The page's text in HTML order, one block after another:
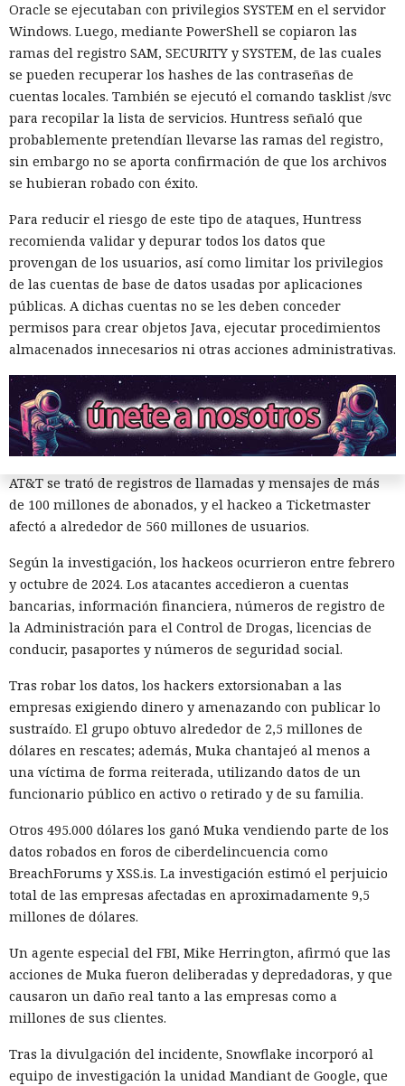
El canadiense Connor Riley Muka ganó dinero durante
muchos meses con datos robados de otras personas, antes
de ser detenido y entregado a la justicia estadounidense por
uno de los mayores hackeos de los últimos años — ataque a
la plataforma en la nube Snowflake.
informático y telefónico, robo agravado de datos personales
y conspiración en un tribunal federal del estado de
Washington. Su sentencia se dictará el 27 de octubre; la
pena máxima es de hasta 32 años de prisión.
Muka y sus cómplices utilizaron credenciales robadas para
acceder a cuentas de Snowflake y robaron información de al
AT&T, Ticketmaster, Advance Auto Parts, Neiman Marcus,
Santander, LendingTree y uno de los distritos escolares más
grandes de Estados Unidos.
La magnitud de las filtraciones fue enorme: en el caso de
AT&T se trató de registros de llamadas y mensajes de más
de 100 millones de abonados, y el hackeo a Ticketmaster
afectó a alrededor de 560 millones de usuarios.
Según la investigación, los hackeos ocurrieron entre febrero
y octubre de 2024. Los atacantes accedieron a cuentas
bancarias, información financiera, números de registro de
la Administración para el Control de Drogas, licencias de
conducir, pasaportes y números de seguridad social.
Tras robar los datos, los hackers extorsionaban a las
empresas exigiendo dinero y amenazando con publicar lo
sustraído. El grupo obtuvo alrededor de 2,5 millones de
dólares en rescates; además, Muka chantajeó al menos a
una víctima de forma reiterada, utilizando datos de un
funcionario público en activo o retirado y de su familia.
Otros 495.000 dólares los ganó Muka vendiendo parte de los
datos robados en foros de ciberdelincuencia como
BreachForums y XSS.is. La investigación estimó el perjuicio
total de las empresas afectadas en aproximadamente 9,5
millones de dólares.
Un agente especial del FBI, Mike Herrington, afirmó que las
acciones de Muka fueron deliberadas y depredadoras, y que
causaron un daño real tanto a las empresas como a
millones de sus clientes.
Tras la divulgación del incidente, Snowflake incorporó al
equipo de investigación la unidad Mandiant de Google, que
Oracle se ejecutaban con privilegios SYSTEM en el servidor
Windows. Luego, mediante PowerShell se copiaron las
ramas del registro SAM, SECURITY y SYSTEM, de las cuales
se pueden recuperar los hashes de las contraseñas de
cuentas locales. También se ejecutó el comando tasklist /svc
para recopilar la lista de servicios. Huntress señaló que
probablemente pretendían llevarse las ramas del registro,
sin embargo no se aporta confirmación de que los archivos
se hubieran robado con éxito.
Para reducir el riesgo de este tipo de ataques, Huntress
recomienda validar y depurar todos los datos que
provengan de los usuarios, así como limitar los privilegios
de las cuentas de base de datos usadas por aplicaciones
públicas. A dichas cuentas no se les deben conceder
permisos para crear objetos Java, ejecutar procedimientos
almacenados innecesarios ni otras acciones administrativas.
¿Una mujer? Demasiado
atrevido. Las redes neuronales
borraron a las protagonistas de
los cuentos infantiles y las
dejaron con apenas un 2%.
20:35 / 06.08.2026
Búhos sabios, lobos valientes y prácticamente sin heroínas:
bienvenidos al futuro de la literatura.